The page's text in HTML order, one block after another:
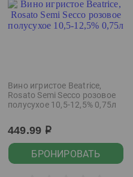
Вино игристое Beatrice,
Rosato Semi Secco розовое
полусухое 10,5-12,5% 0,75л
449.99 р
БРОНИРОВАТЬ